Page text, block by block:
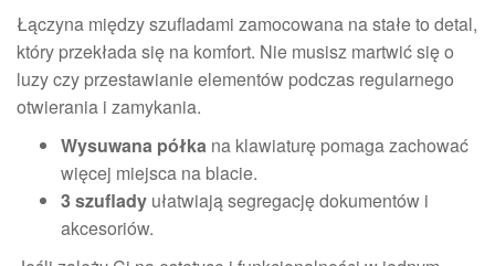
Łączyna między szufladami zamocowana na stałe to detal,
który przekłada się na komfort. Nie musisz martwić się o
luzy czy przestawianie elementów podczas regularnego
otwierania i zamykania.
Wysuwana półka na klawiaturę pomaga zachować
więcej miejsca na blacie.
3 szuflady ułatwiają segregację dokumentów i
akcesoriów.